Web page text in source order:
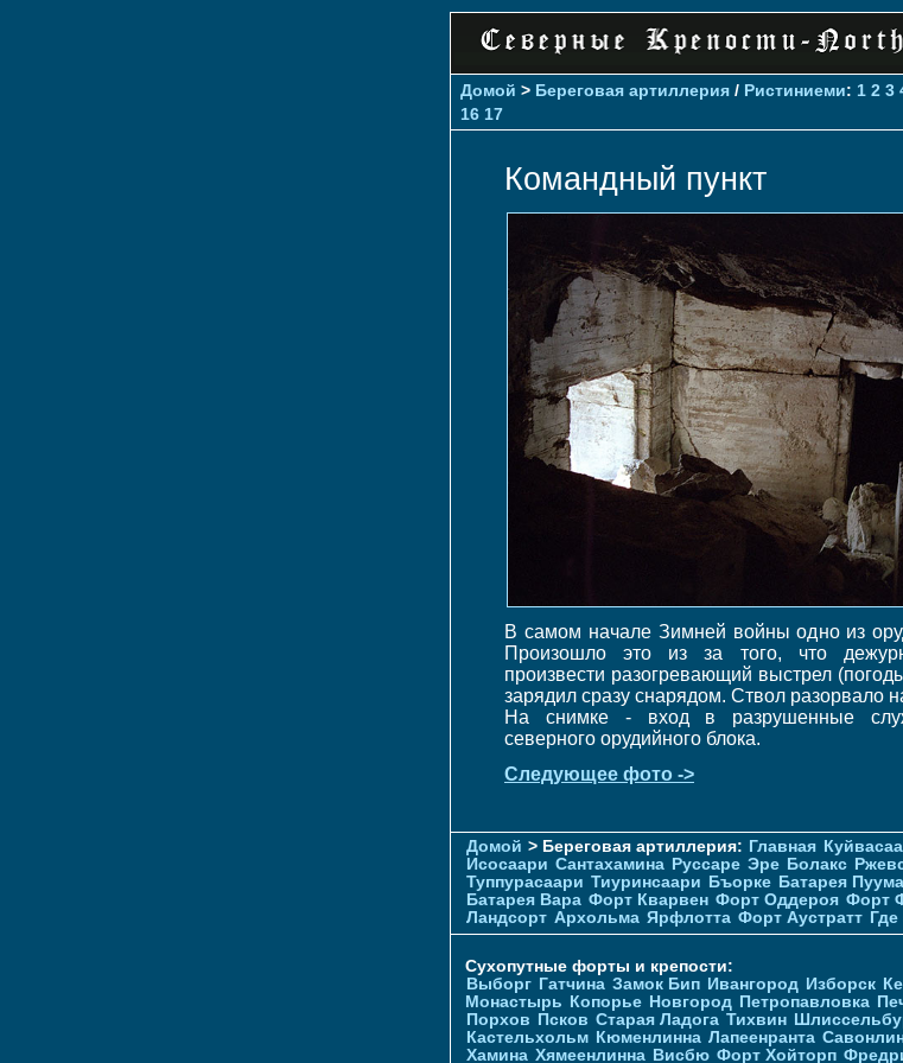
Домой > Береговая артиллерия / Ристиниеми: 1 2 3
16 17
Командный пункт
В самом начале Зимней войны одно из
Произошло это из за того, что
произвести разогревающий выстрел
зарядил сразу снарядом. Ствол разорвало
На снимке - вход в разрушенные
северного орудийного блока.
Следующее фото ->
Домой > Береговая артиллерия: Главная
Исосаари Сантахамина Руссаре Эре Болакс
Туппурасаари Тиуринсаари Бъорке Батарея
Батарея Вара Форт Кварвен Форт Оддероя Форт
Ландсорт Архольма Ярфлотта Форт Аустратт Где
Сухопутные форты и крепости:
Выборг Гатчина Замок Бип Ивангород Изборск
Монастырь
Копорье Новгород Петропавловка
Порхов
Псков Старая Ладога Тихвин
Кастельхольм Кюменлинна Лапеенранта
Хамина Хямеенлинна Висбю Форт Хойторп